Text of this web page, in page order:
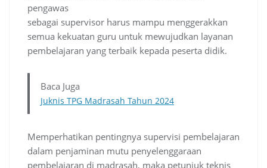
pengawas
sebagai supervisor harus mampu menggerakkan
semua kekuatan guru untuk mewujudkan layanan
pembelajaran yang terbaik kepada peserta didik.
Baca Juga
Juknis TPG Madrasah Tahun 2024
Memperhatikan pentingnya supervisi pembelajaran
dalam penjaminan mutu penyelenggaraan
pembelajaran di madrasah, maka petunjuk teknis